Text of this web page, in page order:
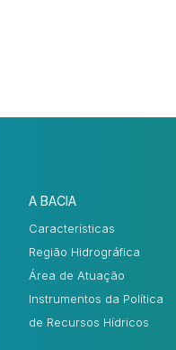
A BACIA
Características
Região Hidrográfica
Área de Atuação
Instrumentos da Política
de Recursos Hídricos